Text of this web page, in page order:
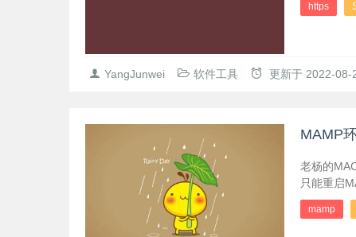
https
YangJunwei 软件工具 更新于 2022-08-
MAMP
老杨的
只能重启
mamp